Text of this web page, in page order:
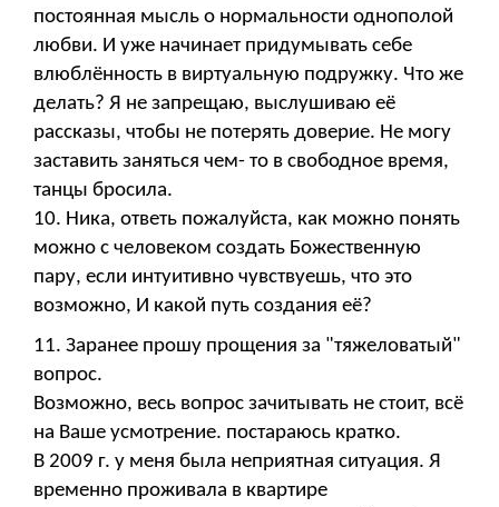
постоянная мысль о нормальности однополой
любви. И уже начинает придумывать себе
влюблённость в виртуальную подружку. Что же
делать? Я не запрещаю, выслушиваю её
рассказы, чтобы не потерять доверие. Не могу
заставить заняться чем- то в свободное время,
танцы бросила.
10. Ника, ответь пожалуйста, как можно понять
можно с человеком создать Божественную
пару, если интуитивно чувствуешь, что это
возможно, И какой путь создания её?
11. Заранее прошу прощения за "тяжеловатый"
вопрос.
Возможно, весь вопрос зачитывать не стоит, всё
на Ваше усмотрение. постараюсь кратко.
В 2009 г. у меня была неприятная ситуация. Я
временно проживала в квартире